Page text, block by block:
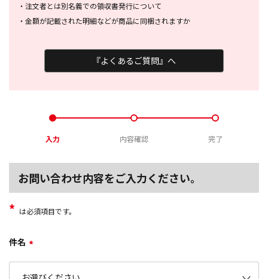
・ 注文者とは別名義での領収書発行について
・ 金額が記載された明細などが商品に同梱されますか
『よくあるご質問』へ
入力 内容確認 完了
お問い合わせ内容をご入力ください。
* は必須項目です。
件名 *